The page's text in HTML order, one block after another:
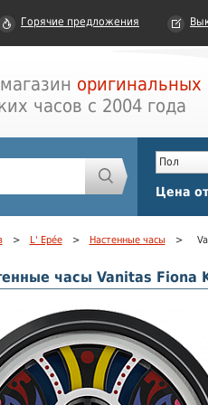
Горячие предложения
оригинальных
часов с 2004 года
Пол
Цена от
> L' Epée > Настенные часы >
часы Vanitas Fiona